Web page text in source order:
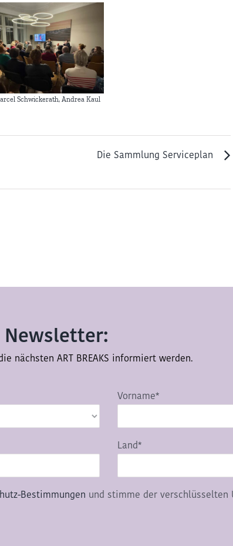
Schwickerath, Andrea Kaul
Die Sammlung Serviceplan
Newsletter:
nächsten ART BREAKS informiert werden.
Vorname*
Land*
Bestimmungen und stimme der verschlüsselten